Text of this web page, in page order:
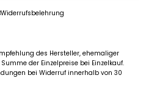
Widerrufsbelehrung
des Hersteller, ehemaliger
der Einzelpreise bei Einzelkauf.
bei Widerruf innerhalb von 30